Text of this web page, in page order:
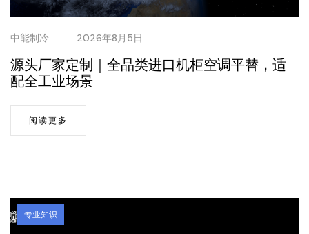
中能制冷 2026年8月5日
源头厂家定制｜全品类进口机柜空调平替，适
配全工业场景
阅读更多
专业知识